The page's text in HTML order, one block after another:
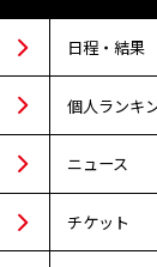
日程・結果
個人ランキ
ニュース
チケット